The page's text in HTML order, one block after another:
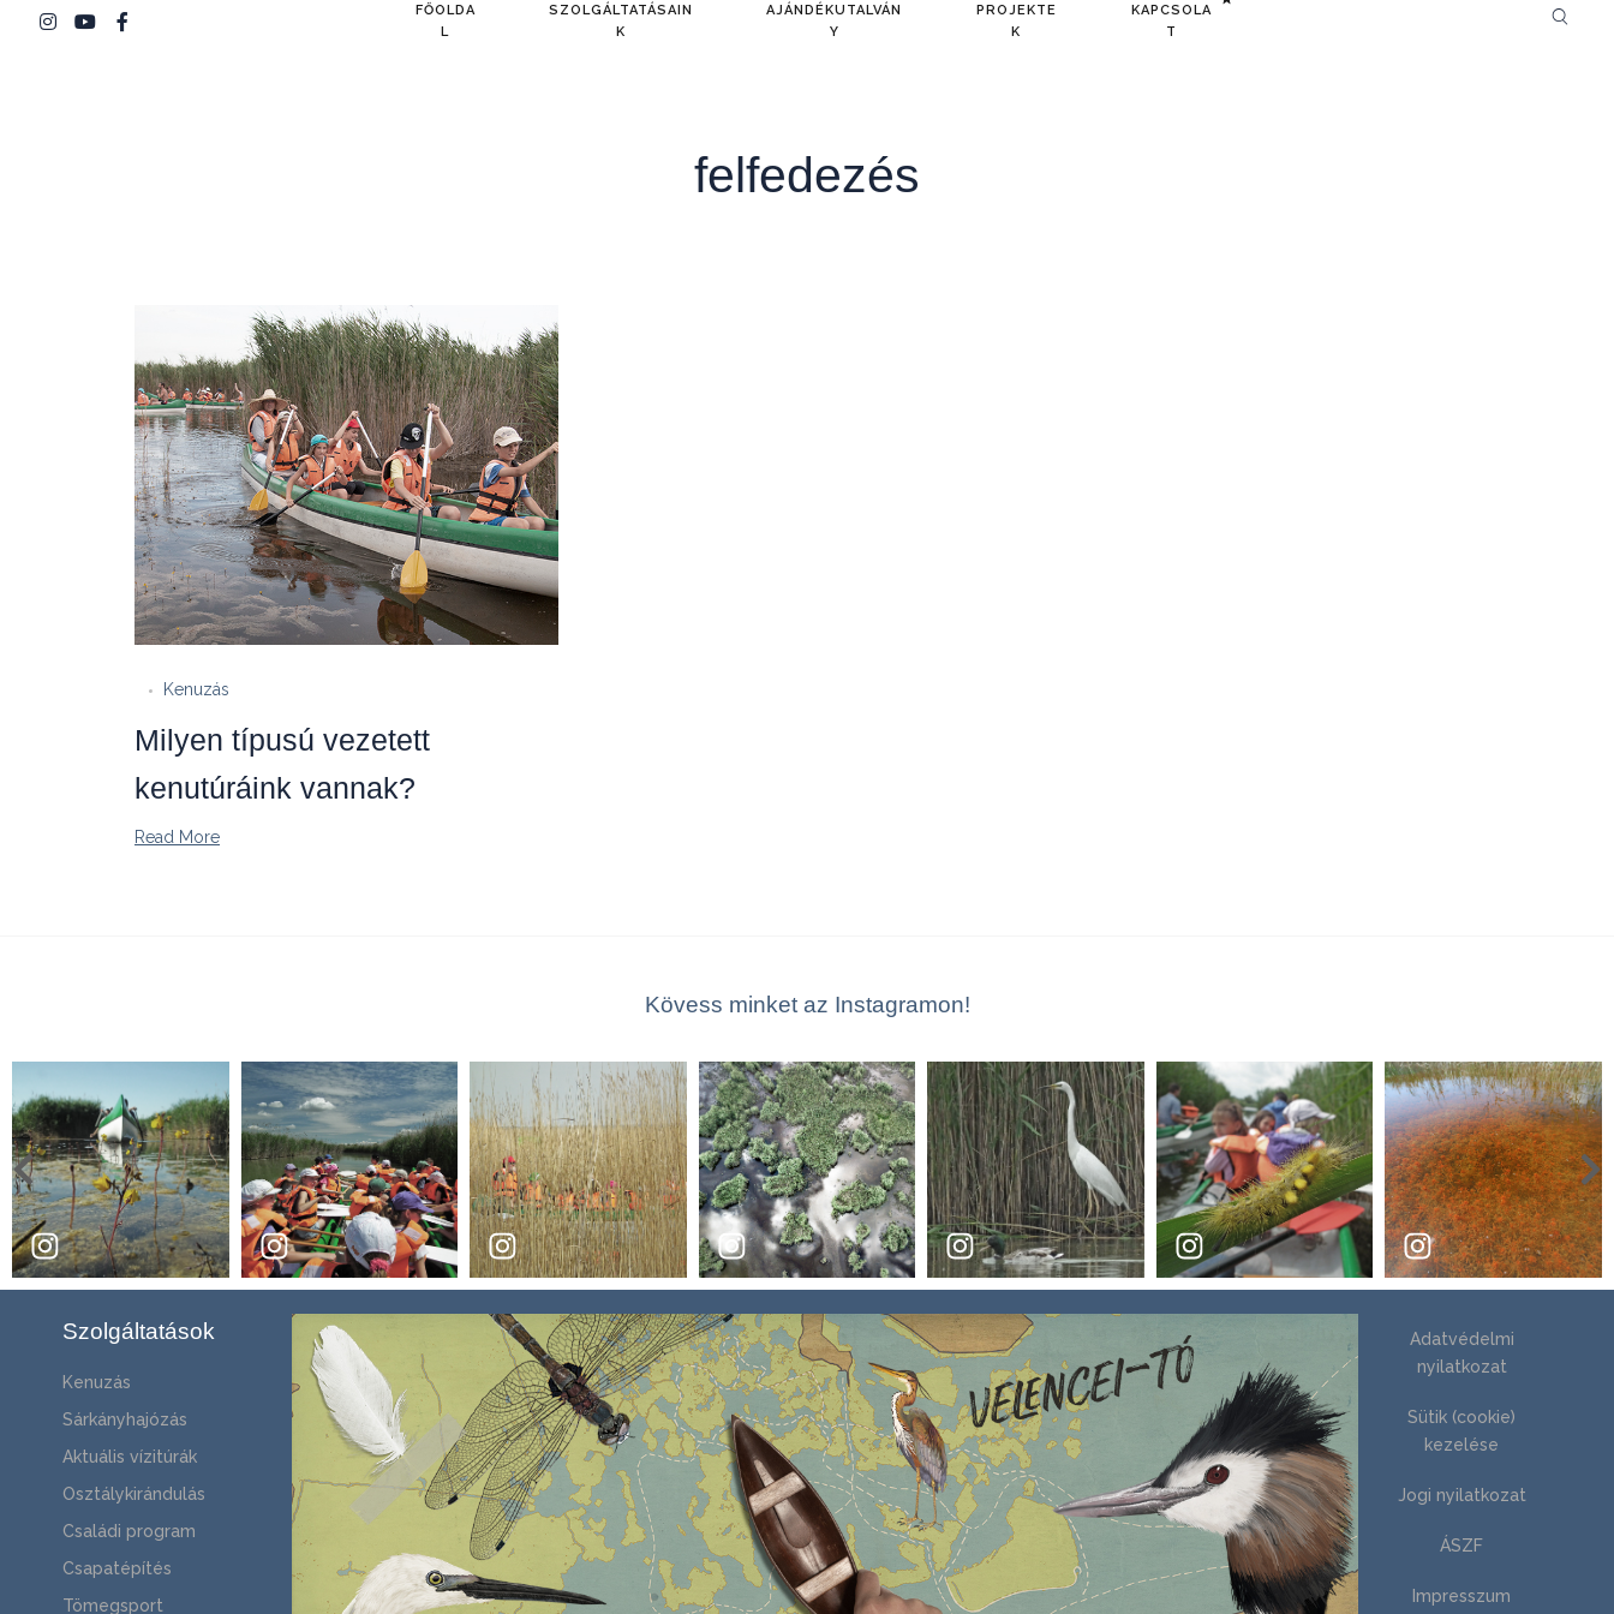
FŐOLDA
L
SZOLGÁLTATÁSAIN
K
AJÁNDÉKUTALVÁN
Y
PROJEKTE
K
KAPCSOLA
T
felfedezés
Kenuzás
Milyen típusú vezetett
kenutúráink vannak?
Read More
Kövess minket az Instagramon!
Szolgáltatások
Kenuzás
Sárkányhajózás
Aktuális vízitúrák
Osztálykirándulás
Családi program
Csapatépítés
Tömegsport
Adatvédelmi
nyilatkozat
Sütik (cookie)
kezelése
Jogi nyilatkozat
ÁSZF
Impresszum